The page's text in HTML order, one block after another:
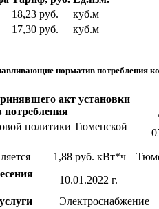
18,23 руб.
куб.м
17,30 руб. куб.м
норматив потребления
акт установки
политики Тюменской
1,88 руб. кВт*ч
10.01.2022 г.
Электроснабжение